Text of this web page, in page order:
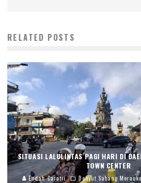
RELATED POSTS
SITUASI LALULINTAS PAGI HARI DI
TOWN CENTER
Endah Caratri Denyut Sabang